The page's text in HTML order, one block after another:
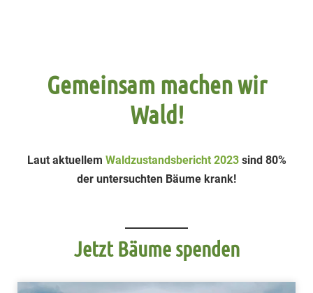
Gemeinsam machen wir
Wald!
Laut aktuellem Waldzustandsbericht 2023 sind 80%
der untersuchten Bäume krank!
Jetzt Bäume spenden